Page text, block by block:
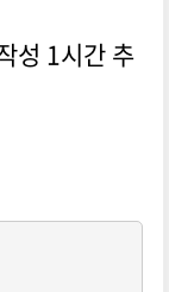
성 1시간 추